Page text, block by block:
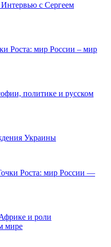
с Сергеем
Роста: мир России – мир
политике и русском
Украины
Роста: мир России —
и роли
мире